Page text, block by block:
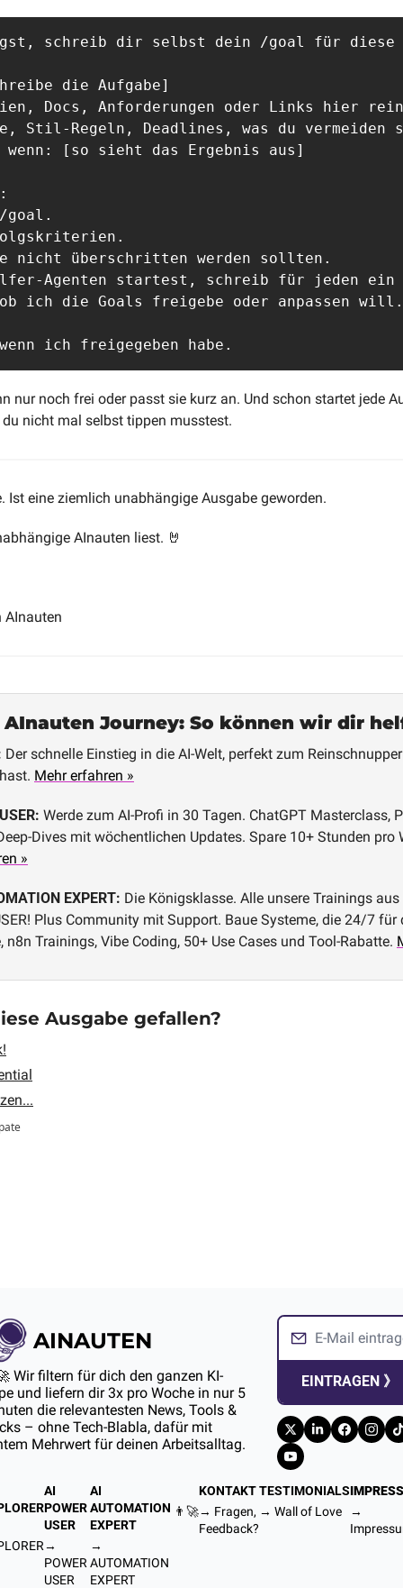
schreib dir selbst dein /goal für diese
die Aufgabe]
Docs, Anforderungen oder Links hier
Stil-Regeln, Deadlines, was du
[so sieht das Ergebnis aus]
goal.
nicht überschritten werden sollten.
Agenten startest, schreib für jeden ein
ich die Goals freigebe oder anpassen will.
ich freigegeben habe.
nur noch frei oder passt sie kurz an. Und schon startet jede
nicht mal selbst tippen musstest.
Ist eine ziemlich unabhängige Ausgabe geworden.
AInauten liest. 🤘
AInauten
AInauten Journey: So können wir dir
Der schnelle Einstieg in die AI-Welt, perfekt zum
Mehr erfahren »
Werde zum AI-Profi in 30 Tagen. ChatGPT Masterclass,
Dives mit wöchentlichen Updates. Spare 10+ Stunden pro
»
EXPERT: Die Königsklasse. Alle unsere Trainings aus
Plus Community mit Support. Baue Systeme, die 24/7 für
n8n Trainings, Vibe Coding, 50+ Use Cases und Tool-Rabatte.
Ausgabe gefallen?
AINAUTEN
Wir filtern für dich den ganzen KI-
und liefern dir 3x pro Woche in nur 5
die relevantesten News, Tools &
– ohne Tech-Blabla, dafür mit
Mehrwert für deinen Arbeitsalltag.
EINTRAGEN 》
AI
POWER
USER
→
POWER
USER
AI
AUTOMATION
EXPERT
→
AUTOMATION
EXPERT
👨‍🚀
KONTAKT
→ Fragen,
Feedback?
TESTIMONIALS
→ Wall of Love
→